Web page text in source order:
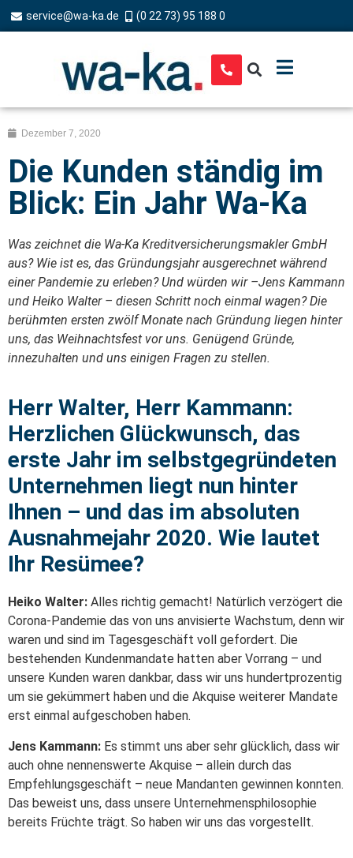
service@wa-ka.de (0 22 73) 95 188 0
Dezember 7, 2020
Die Kunden ständig im
Blick: Ein Jahr Wa-Ka
Was zeichnet die Wa-Ka Kreditversicherungsmakler GmbH
aus? Wie ist es, das Gründungsjahr ausgerechnet während
einer Pandemie zu erleben? Und würden wir –Jens Kammann
und Heiko Walter – diesen Schritt noch einmal wagen? Die
berühmten ersten zwölf Monate nach Gründung liegen hinter
uns, das Weihnachtsfest vor uns. Genügend Gründe,
innezuhalten und uns einigen Fragen zu stellen.
Herr Walter, Herr Kammann:
Herzlichen Glückwunsch, das
erste Jahr im selbstgegründeten
Unternehmen liegt nun hinter
Ihnen – und das im absoluten
Ausnahmejahr 2020. Wie lautet
Ihr Resümee?
Heiko Walter: Alles richtig gemacht! Natürlich verzögert die
Corona-Pandemie das von uns anvisierte Wachstum, denn wir
waren und sind im Tagesgeschäft voll gefordert. Die
bestehenden Kundenmandate hatten aber Vorrang – und
unsere Kunden waren dankbar, dass wir uns hundertprozentig
um sie gekümmert haben und die Akquise weiterer Mandate
erst einmal aufgeschoben haben.
Jens Kammann: Es stimmt uns aber sehr glücklich, dass wir
auch ohne nennenswerte Akquise – allein durch das
Empfehlungsgeschäft – neue Mandanten gewinnen konnten.
Das beweist uns, dass unsere Unternehmensphilosophie
bereits Früchte trägt. So haben wir uns das vorgestellt.